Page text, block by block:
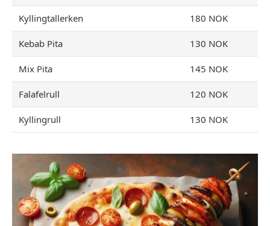
Kyllingtallerken 180 NOK
Kebab Pita 130 NOK
Mix Pita 145 NOK
Falafelrull 120 NOK
Kyllingrull 130 NOK